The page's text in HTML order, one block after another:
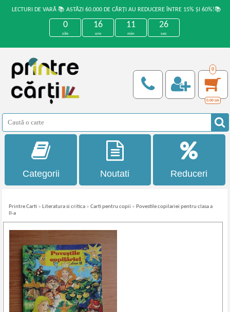
LECTURI DE VARĂ 📚 ASTĂZI 60.000 DE CĂRȚI AU REDUCERE ÎNTRE 15% ȘI 60%!📚
0
zile
16
ore
11
min
26
sec
0
0,00 Lei
Categorii Noutati Reduceri
Printre Carti » Literatura si critica »Carti pentru copii » Povestile copilariei pentru clasa a
II-a